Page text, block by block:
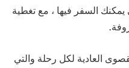
يمكنك السفر فيها ، مع تغطية
العادية لكل رحلة والتي